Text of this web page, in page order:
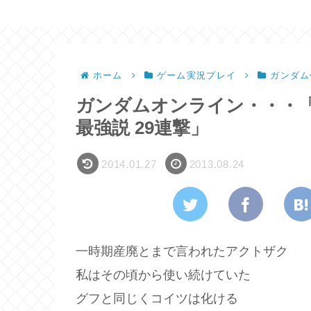
ホーム ゲーム実況プレイ ガンダ
ガンダムオンライン・・・
最強説 29連撃」
2014.01.27 2013.08.24
一時期産廃とまで言われたアクトザク
私はその頃から使い続けていた
グフと同じくコイツは化ける